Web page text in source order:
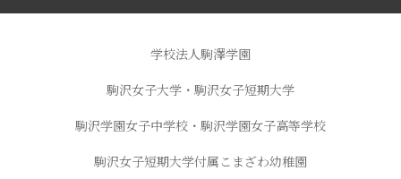
学校法人駒澤学園
駒沢女子大学・駒沢女子短期大学
駒沢学園女子中学校・駒沢学園女子高等学校
駒沢女子短期大学付属こまざわ幼稚園